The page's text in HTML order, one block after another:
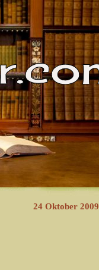
24 Oktober 2009